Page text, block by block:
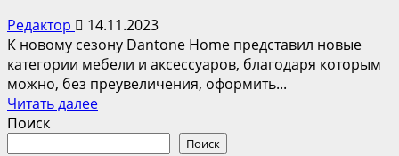
от
Dantone
Home
Редактор
14.11.2023
К новому сезону Dantone Home представил новые
категории мебели и аксессуаров, благодаря которым
можно, без преувеличения, оформить...
Читать далееПрочитать
Поиск
Поиск